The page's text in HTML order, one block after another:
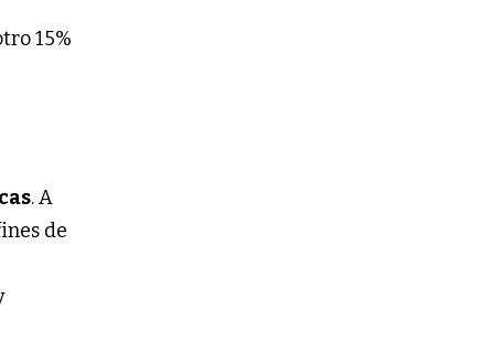
15%
. A
de